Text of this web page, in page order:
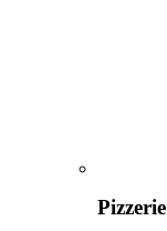
Pizzerie